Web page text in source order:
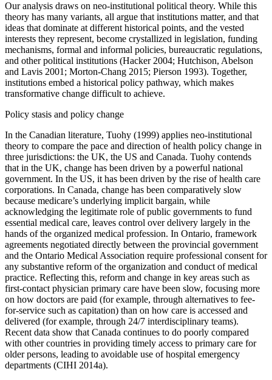
Our analysis draws on neo-institutional political theory. While this
theory has many variants, all argue that institutions matter, and that
ideas that dominate at different historical points, and the vested
interests they represent, become crystallized in legislation, funding
mechanisms, formal and informal policies, bureaucratic regulations,
and other political institutions (Hacker 2004; Hutchison, Abelson
and Lavis 2001; Morton-Chang 2015; Pierson 1993). Together,
institutions embed a historical policy pathway, which makes
transformative change difficult to achieve.
Policy stasis and policy change
In the Canadian literature, Tuohy (1999) applies neo-institutional
theory to compare the pace and direction of health policy change in
three jurisdictions: the UK, the US and Canada. Tuohy contends
that in the UK, change has been driven by a powerful national
government. In the US, it has been driven by the rise of health care
corporations. In Canada, change has been comparatively slow
because medicare’s underlying implicit bargain, while
acknowledging the legitimate role of public governments to fund
essential medical care, leaves control over delivery largely in the
hands of the organized medical profession. In Ontario, framework
agreements negotiated directly between the provincial government
and the Ontario Medical Association require professional consent for
any substantive reform of the organization and conduct of medical
practice. Reflecting this, reform and change in key areas such as
first-contact physician primary care have been slow, focusing more
on how doctors are paid (for example, through alternatives to fee-
for-service such as capitation) than on how care is accessed and
delivered (for example, through 24/7 interdisciplinary teams).
Recent data show that Canada continues to do poorly compared
with other countries in providing timely access to primary care for
older persons, leading to avoidable use of hospital emergency
departments (CIHI 2014a).